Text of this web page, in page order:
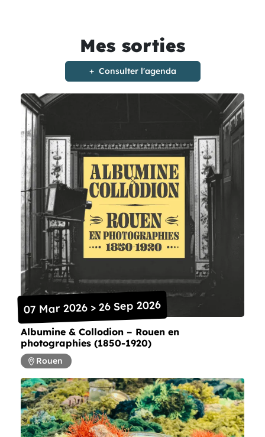
Mes sorties
Consulter l'agenda
Albumine & Collodion – Rouen en
photographies (1850-1920)
07 Mar 2026 > 26 Sep 2026
Rouen